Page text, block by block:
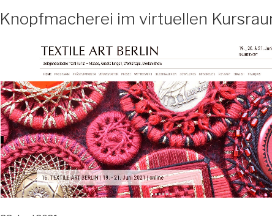
Knopfmacherei im virtuellen